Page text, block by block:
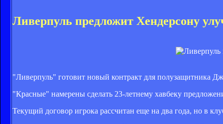
Ливерпуль предложит Хендерсону
"Ливерпуль" готовит новый контракт для полузащитника
"Красные" намерены сделать 23-летнему хавбеку
Текущий договор игрока рассчитан еще на два года, но в